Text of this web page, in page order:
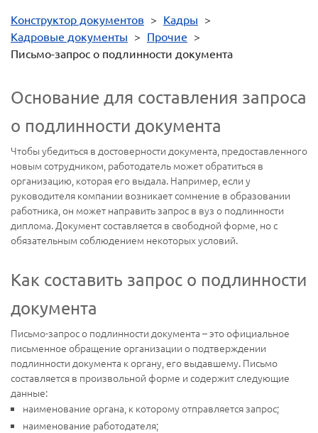
Конструктор документов > Кадры >
Кадровые документы > Прочие >
Письмо-запрос о подлинности документа
Основание для составления запроса
о подлинности документа
Чтобы убедиться в достоверности документа, предоставленного
новым сотрудником, работодатель может обратиться в
организацию, которая его выдала. Например, если у
руководителя компании возникает сомнение в образовании
работника, он может направить запрос в вуз о подлинности
диплома. Документ составляется в свободной форме, но с
обязательным соблюдением некоторых условий.
Как составить запрос о подлинности
документа
Письмо-запрос о подлинности документа – это официальное
письменное обращение организации о подтверждении
подлинности документа к органу, его выдавшему. Письмо
составляется в произвольной форме и содержит следующие
данные:
наименование органа, к которому отправляется запрос;
наименование работодателя;